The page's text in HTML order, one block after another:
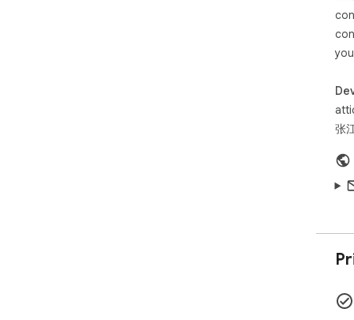
多
适
-
-
-
-
管
更
示
张